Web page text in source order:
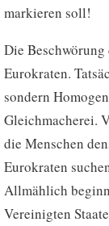
markieren soll!
Die
Eurokraten.
sondern
Gleichmacherei.
die Menschen
Eurokraten
Allmählich
Vereinigten